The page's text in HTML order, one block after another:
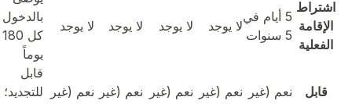
اشتراط
الإقامة
الفعلية
5 أيام في
لا يوجد لا يوجد لا يوجد لا يوجد
بالدخول
كل 180
يوماً
قابل
نعم (غير
نعم (غير
نعم (غير
نعم (غير
نعم (غير
قابل
للتجديد؛ لا